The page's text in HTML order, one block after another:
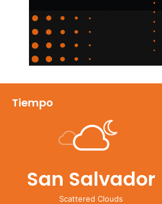
Tiempo
San Salvador
Scattered Clouds